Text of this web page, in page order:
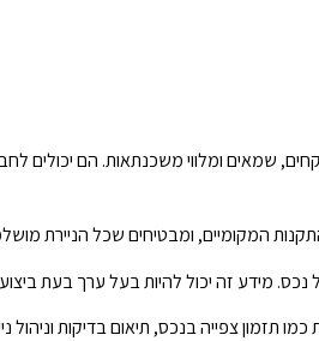
שמאים ומלווי משכנתאות. הם יכולים
המקומיים, ומבטיחים שכל הניירת
נכס. מידע זה יכול להיות בעל ערך בעת
תזמון צפייה בנכס, תיאום בדיקות